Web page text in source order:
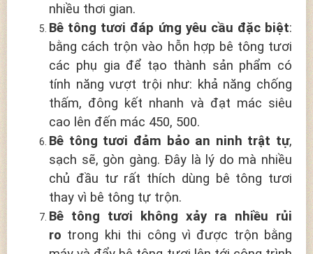
nhiều thơi gian.
Bê tông tươi đáp ứng yêu cầu đặc biệt:
bằng cách trộn vào hỗn hợp bê tông tươi
các phụ gia để tạo thành sản phẩm có
tính năng vượt trội như: khả năng chống
thấm, đông kết nhanh và đạt mác siêu
cao lên đến mác 450, 500.
Bê tông tươi đảm bảo an ninh trật tự,
sạch sẽ, gòn gàng. Đây là lý do mà nhiều
chủ đầu tư rất thích dùng bê tông tươi
thay vì bê tông tự trộn.
Bê tông tươi không xảy ra nhiều rủi
ro trong khi thi công vì được trộn bằng